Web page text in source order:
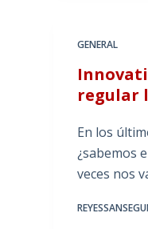
GENERAL
regular
En los
¿sabemos
veces nos